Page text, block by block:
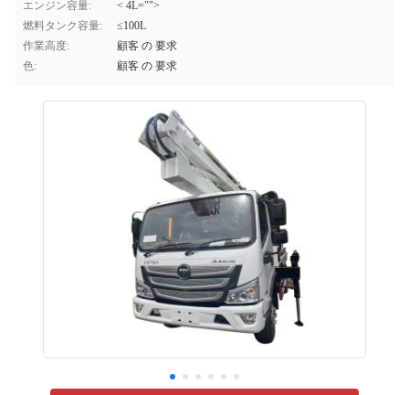
エンジン容量:
< 4L="">
燃料タンク容量:
≤100L
作業高度:
顧客 の 要求
色:
顧客 の 要求